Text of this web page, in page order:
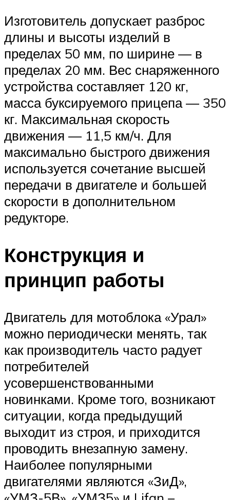
Изготовитель допускает разброс
длины и высоты изделий в
пределах 50 мм, по ширине — в
пределах 20 мм. Вес снаряженного
устройства составляет 120 кг,
масса буксируемого прицепа — 350
кг. Максимальная скорость
движения — 11,5 км/ч. Для
максимально быстрого движения
используется сочетание высшей
передачи в двигателе и большей
скорости в дополнительном
редукторе.
Конструкция и
принцип работы
Двигатель для мотоблока «Урал»
можно периодически менять, так
как производитель часто радует
потребителей
усовершенствованными
новинками. Кроме того, возникают
ситуации, когда предыдущий
выходит из строя, и приходится
проводить внезапную замену.
Наиболее популярными
двигателями являются «ЗиД»,